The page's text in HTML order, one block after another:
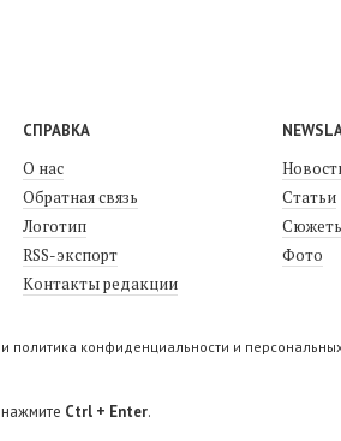
СПРАВКА
О нас
Обратная связь
Логотип
RSS-экспорт
Контакты редакции
Статьи
Фото
политика конфиденциальности и
Ctrl + Enter.